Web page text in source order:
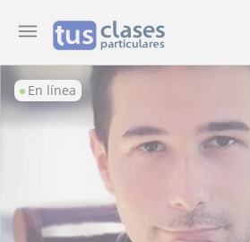
En línea